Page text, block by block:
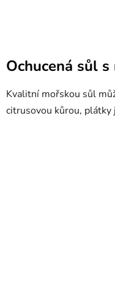
Ochucená sůl
Kvalitní mořskou sůl
citrusovou kůrou, plátky